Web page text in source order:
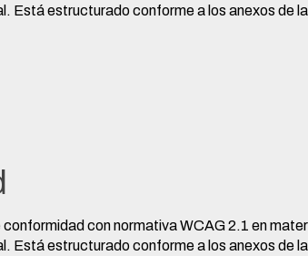
Está estructurado conforme a los anexos de
con normativa WCAG 2.1 en
Está estructurado conforme a los anexos de